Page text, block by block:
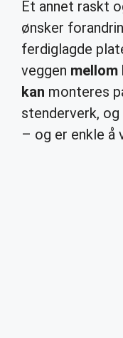
Et annet raskt
ønsker
ferdiglagde
veggen mellom
kan monteres
stenderverk,
– og er enkle å